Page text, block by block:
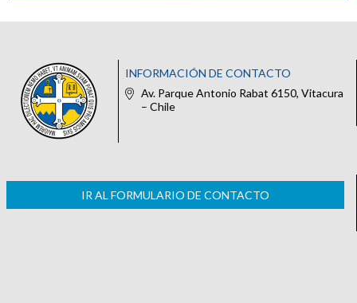
INFORMACIÓN DE CONTACTO
Av. Parque Antonio Rabat 6150, Vitacura
– Chile
IR AL FORMULARIO DE CONTACTO